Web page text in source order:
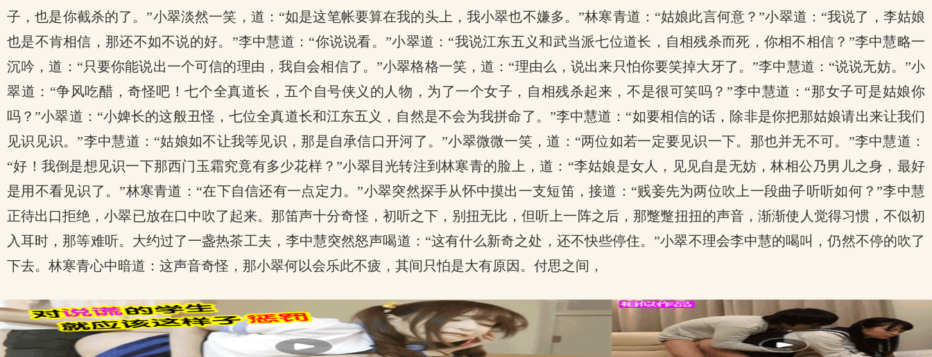
子，也是你截杀的了。”小翠淡然一笑，道：“如是这笔帐要算在我的头上，我小翠也不嫌多。”林寒青道：“姑娘此言何意？”小翠道：“我说了，李姑娘
也是不肯相信，那还不如不说的好。”李中慧道：“你说说看。”小翠道：“我说江东五义和武当派七位道长，自相残杀而死，你相不相信？”李中慧略一
沉吟，道：“只要你能说出一个可信的理由，我自会相信了。”小翠格格一笑，道：“理由么，说出来只怕你要笑掉大牙了。”李中慧道：“说说无妨。”小
翠道：“争风吃醋，奇怪吧！七个全真道长，五个自号侠义的人物，为了一个女子，自相残杀起来，不是很可笑吗？”李中慧道：“那女子可是姑娘你
吗？”小翠道：“小婢长的这般丑怪，七位全真道长和江东五义，自然是不会为我拼命了。”李中慧道：“如要相信的话，除非是你把那姑娘请出来让我们
见识见识。”李中慧道：“姑娘如不让我等见识，那是自承信口开河了。”小翠微微一笑，道：“两位如若一定要见识一下。那也并无不可。”李中慧道：
“好！我倒是想见识一下那西门玉霜究竟有多少花样？”小翠目光转注到林寒青的脸上，道：“李姑娘是女人，见见自是无妨，林相公乃男儿之身，最好
是用不看见识了。”林寒青道：“在下自信还有一点定力。”小翠突然探手从怀中摸出一支短笛，接道：“贱妾先为两位吹上一段曲子听听如何？”李中慧
正待出口拒绝，小翠已放在口中吹了起来。那笛声十分奇怪，初听之下，别扭无比，但听上一阵之后，那蹩蹩扭扭的声音，渐渐使人觉得习惯，不似初
入耳时，那等难听。大约过了一盏热茶工夫，李中慧突然怒声喝道：“这有什么新奇之处，还不快些停住。”小翠不理会李中慧的喝叫，仍然不停的吹了
下去。林寒青心中暗道：这声音奇怪，那小翠何以会乐此不疲，其间只怕是大有原因。付思之间，